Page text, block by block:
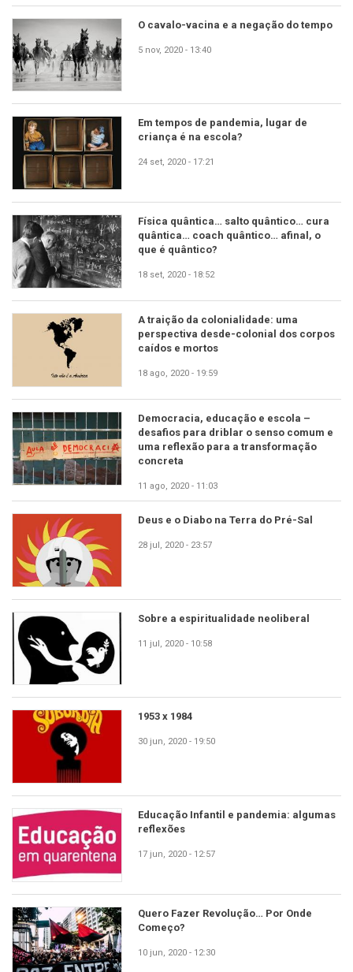
O cavalo-vacina e a negação do tempo
5 nov, 2020 - 13:40
Em tempos de pandemia, lugar de
criança é na escola?
24 set, 2020 - 17:21
Física quântica… salto quântico… cura
quântica… coach quântico… afinal, o
que é quântico?
18 set, 2020 - 18:52
A traição da colonialidade: uma
perspectiva desde-colonial dos corpos
caídos e mortos
18 ago, 2020 - 19:59
Democracia, educação e escola –
desafios para driblar o senso comum e
uma reflexão para a transformação
concreta
11 ago, 2020 - 11:03
Deus e o Diabo na Terra do Pré-Sal
28 jul, 2020 - 23:57
Sobre a espiritualidade neoliberal
11 jul, 2020 - 10:58
1953 x 1984
30 jun, 2020 - 19:50
Educação Infantil e pandemia: algumas
reflexões
17 jun, 2020 - 12:57
Quero Fazer Revolução… Por Onde
Começo?
10 jun, 2020 - 12:30